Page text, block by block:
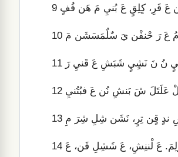
9
10
11
12
13
14